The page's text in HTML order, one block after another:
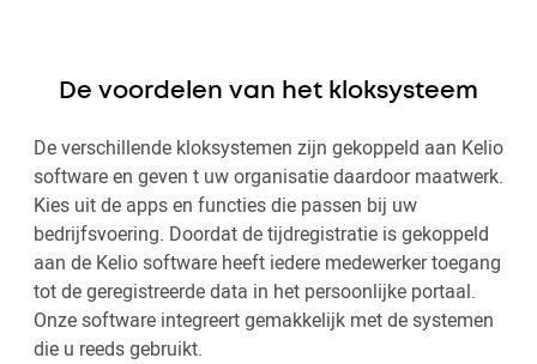
De voordelen van het kloksysteem
De verschillende kloksystemen zijn gekoppeld aan Kelio
software en geven t uw organisatie daardoor maatwerk.
Kies uit de apps en functies die passen bij uw
bedrijfsvoering. Doordat de tijdregistratie is gekoppeld
aan de Kelio software heeft iedere medewerker toegang
tot de geregistreerde data in het persoonlijke portaal.
Onze software integreert gemakkelijk met de systemen
die u reeds gebruikt.